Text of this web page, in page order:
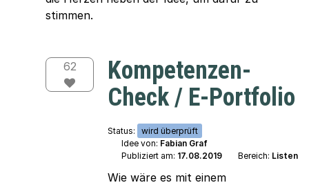
stimmen.
62
Kompetenzen-
Check / E-Portfolio
Status:
wird überprüft
Idee von: Fabian Graf
Publiziert am: 17.08.2019 Bereich: Listen
Wie wäre es mit einem